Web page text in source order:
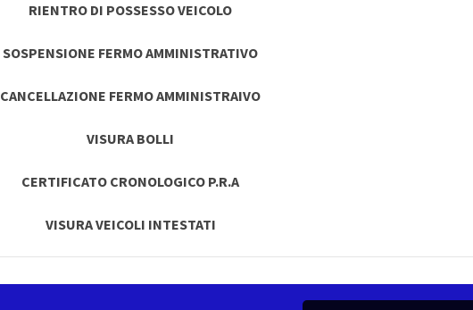
RIENTRO DI POSSESSO VEICOLO
SOSPENSIONE FERMO AMMINISTRATIVO
CANCELLAZIONE FERMO AMMINISTRAIVO
VISURA BOLLI
CERTIFICATO CRONOLOGICO P.R.A
VISURA VEICOLI INTESTATI